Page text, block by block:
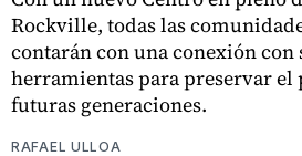
Rockville, todas las
contarán con una conexión
herramientas para preservar el
futuras generaciones.
RAFAEL ULLOA